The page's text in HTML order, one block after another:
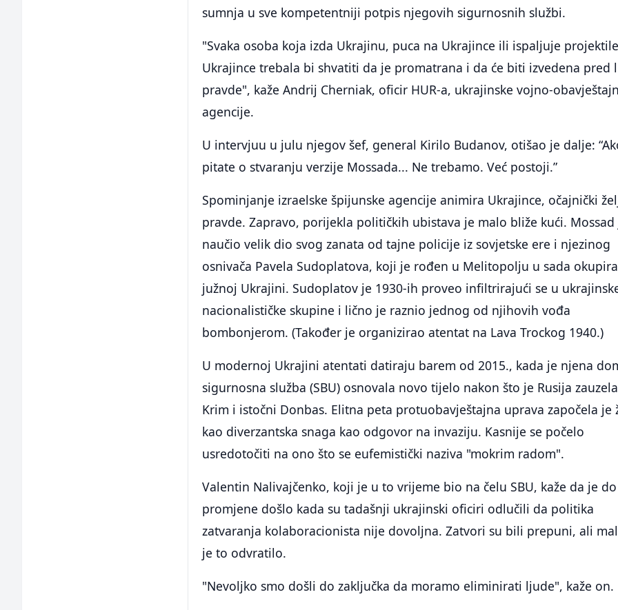
sumnja u sve kompetentniji potpis njegovih sigurnosnih službi.
"Svaka osoba koja izda Ukrajinu, puca na Ukrajince ili ispaljuje
Ukrajince trebala bi shvatiti da je promatrana i da će biti izvedena pred
pravde", kaže Andrij Cherniak, oficir HUR-a, ukrajinske vojno-
agencije.
U intervjuu u julu njegov šef, general Kirilo Budanov, otišao je dalje:
pitate o stvaranju verzije Mossada... Ne trebamo. Već postoji.”
Spominjanje izraelske špijunske agencije animira Ukrajince, očajnički
pravde. Zapravo, porijekla političkih ubistava je malo bliže kući. Mossad
naučio velik dio svog zanata od tajne policije iz sovjetske ere i njezinog
osnivača Pavela Sudoplatova, koji je rođen u Melitopolju u sada
južnoj Ukrajini. Sudoplatov je 1930-ih proveo infiltrirajući se u
nacionalističke skupine i lično je raznio jednog od njihovih vođa
bombonjerom. (Također je organizirao atentat na Lava Trockog 1940.)
U modernoj Ukrajini atentati datiraju barem od 2015., kada je njena
sigurnosna služba (SBU) osnovala novo tijelo nakon što je Rusija zauzela
Krim i istočni Donbas. Elitna peta protuobavještajna uprava započela je
kao diverzantska snaga kao odgovor na invaziju. Kasnije se počelo
usredotočiti na ono što se eufemistički naziva "mokrim radom".
Valentin Nalivajčenko, koji je u to vrijeme bio na čelu SBU, kaže da je do
promjene došlo kada su tadašnji ukrajinski oficiri odlučili da politika
zatvaranja kolaboracionista nije dovoljna. Zatvori su bili prepuni, ali
je to odvratilo.
"Nevoljko smo došli do zaključka da moramo eliminirati ljude", kaže on.